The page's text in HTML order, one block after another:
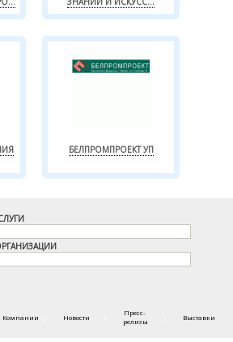
БЕЛПРОМПРОЕКТ УП
Компании Новости
Пресс-
релизы
Выставки